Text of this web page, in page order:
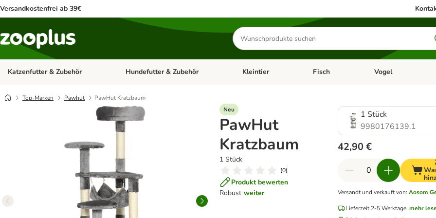
Versandkostenfrei ab 39€
Produkte
suchen
Katzenfutter & Zubehör Kategorie-Menü öffnen: Katzenfutter & Zubehör
Hundefutter & Zubehör Kategorie-Menü öffnen: Hundefutter & Zubehör
Kleintier Kategorie-Menü öffnen: Kleintier
Fisch Kategorie-Menü
Vogel
Top-Marken Pawhut
PawHut Kratzbaum
Neu
PawHut
Kratzbaum
1 Stück
(0)
Produkt bewerten
Robust weiter
1 Stück
9980176139.1
42,90 €
Versandt und verkauft von: Aosom
Lieferzeit 2-5 Werktage. mehr